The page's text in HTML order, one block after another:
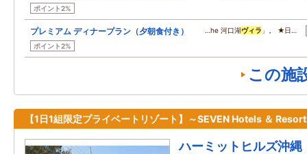
ポイント2%
プレミアム ディナープラン（夕朝食付き）
ポイント2%
…he 河口湖ヴィラ 」。 ★日…
この施
【1日1組限定プライベートリゾート】～SEVEN Hotels ＆
ハーミットヒルズ沖縄